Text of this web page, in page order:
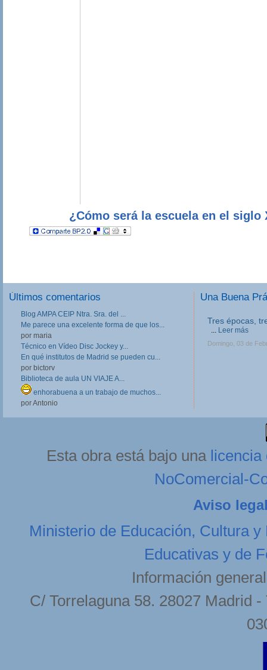
¿Cómo será la escuela en el siglo
Últimos comentarios
Blog AMPA CEIP Ntra. Sra. del ...
Me parece una excelente forma de que los...
por maria
Técnico en Vídeo Disc Jockey y...
En qué institutos de Madrid se pueden cu...
por bictorv
Biblioteca de aula UN VIAJE A...
enhorabuena a un trabajo de muchos...
por Antonio
Una Buena
Tres épocas,
... Leer más
Domingo, 03 de
Esta obra está bajo una licencia
NoComercial-
Aviso
Ministerio de Educación, Cultura y
Educativas y de
Información
C/ Torrelaguna 58. 28027 Madrid